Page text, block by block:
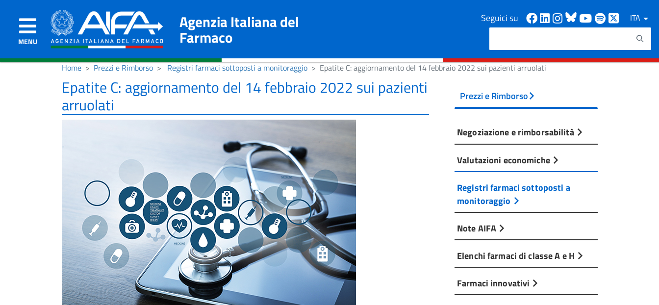
MENU
Agenzia Italiana del
Farmaco
Seguici su Facebook
Linkedin
Instagram
Bluesky
Youtube
Spotify
ITA
Cerca
Home Prezzi e Rimborso Registri farmaci sottoposti a monitoraggio Epatite C: aggiornamento del 14 febbraio 2022 sui pazienti arruolati
Epatite C: aggiornamento del 14 febbraio 2022 sui pazienti
arruolati Prezzi e Rimborso
Negoziazione e rimborsabilità
Valutazioni economiche
Registri farmaci sottoposti a
monitoraggio
Note AIFA
Elenchi farmaci di classe A e H
Farmaci innovativi